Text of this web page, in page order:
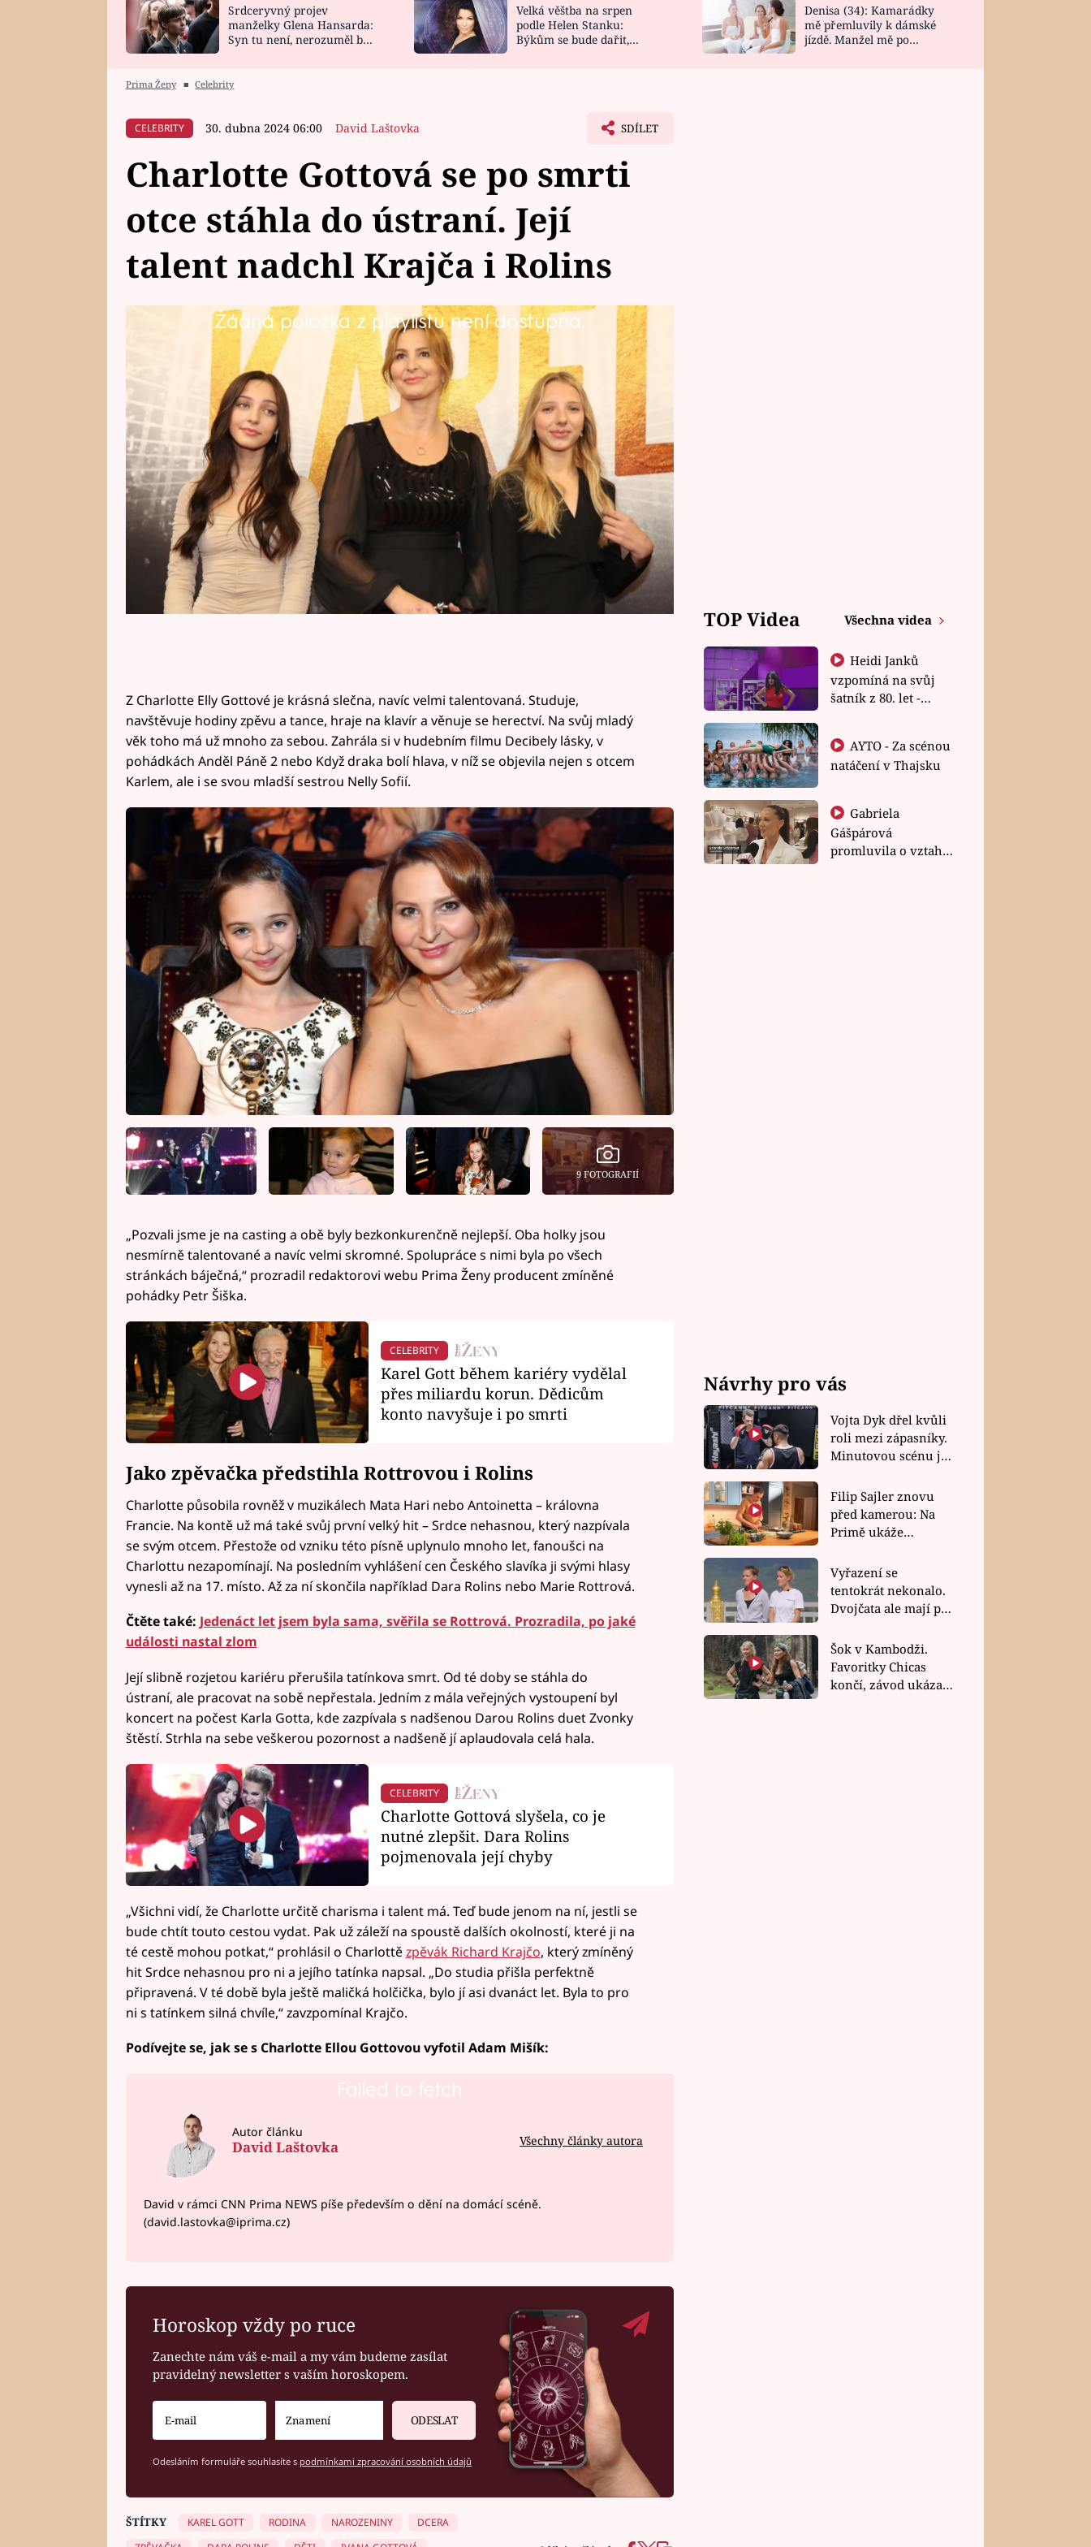
HOROSKOP NA
CELEBRITY
VAŘENÍ
NOVINKY
VIDEORECEPTY
DESIGN
Srdceryvný projev
manželky Glena Hansarda:
Syn tu není, nerozuměl by
Velká věštba na srpen
podle Helen Stanku:
Býkům se bude dařit,
Denisa (34): Kamarádky
mě přemluvily k dámské
jízdě. Manžel mě po
Prima Ženy ■ Celebrity
CELEBRITY 30. dubna 2024 06:00 David Laštovka SDÍLET
Charlotte Gottová se po smrti
otce stáhla do ústraní. Její
talent nadchl Krajča i Rolins
Žádná položka z playlistu není dostupná.
Třetí dcera Karla Gotta Charlotte Ella slaví 18. narozeniny a zesnulý
zpěvák by na ni byl určitě velmi pyšný. Nejenže se mu čím dál více
podobá, ale rovněž je velmi umělecky nadaná. Co dnes dělá a jak se jí
daří?
Z Charlotte Elly Gottové je krásná slečna, navíc velmi talentovaná. Studuje,
navštěvuje hodiny zpěvu a tance, hraje na klavír a věnuje se herectví. Na svůj mladý
věk toho má už mnoho za sebou. Zahrála si v hudebním filmu Decibely lásky, v
pohádkách Anděl Páně 2 nebo Když draka bolí hlava, v níž se objevila nejen s otcem
Karlem, ale i se svou mladší sestrou Nelly Sofií.
9 FOTOGRAFIÍ
„Pozvali jsme je na casting a obě byly bezkonkurenčně nejlepší. Oba holky jsou
nesmírně talentované a navíc velmi skromné. Spolupráce s nimi byla po všech
stránkách báječná,“ prozradil redaktorovi webu Prima Ženy producent zmíněné
pohádky Petr Šiška.
CELEBRITY
Karel Gott během kariéry vydělal
přes miliardu korun. Dědicům
konto navyšuje i po smrti
Jako zpěvačka předstihla Rottrovou i Rolins
Charlotte působila rovněž v muzikálech Mata Hari nebo Antoinetta – královna
Francie. Na kontě už má také svůj první velký hit – Srdce nehasnou, který nazpívala
se svým otcem. Přestože od vzniku této písně uplynulo mnoho let, fanoušci na
Charlottu nezapomínají. Na posledním vyhlášení cen Českého slavíka ji svými hlasy
vynesli až na 17. místo. Až za ní skončila například Dara Rolins nebo Marie Rottrová.
Čtěte také: Jedenáct let jsem byla sama, svěřila se Rottrová. Prozradila, po jaké
události nastal zlom
Její slibně rozjetou kariéru přerušila tatínkova smrt. Od té doby se stáhla do
ústraní, ale pracovat na sobě nepřestala. Jedním z mála veřejných vystoupení byl
koncert na počest Karla Gotta, kde zazpívala s nadšenou Darou Rolins duet Zvonky
štěstí. Strhla na sebe veškerou pozornost a nadšeně jí aplaudovala celá hala.
CELEBRITY
Charlotte Gottová slyšela, co je
nutné zlepšit. Dara Rolins
pojmenovala její chyby
„Všichni vidí, že Charlotte určitě charisma i talent má. Teď bude jenom na ní, jestli se
bude chtít touto cestou vydat. Pak už záleží na spoustě dalších okolností, které ji na
té cestě mohou potkat,“ prohlásil o Charlottězpěvák Richard Krajčo, který zmíněný
hit Srdce nehasnou pro ni a jejího tatínka napsal. „Do studia přišla perfektně
připravená. V té době byla ještě maličká holčička, bylo jí asi dvanáct let. Byla to pro
ni s tatínkem silná chvíle,“ zavzpomínal Krajčo.
Podívejte se, jak se s Charlotte Ellou Gottovou vyfotil Adam Mišík:
Failed to fetch
Autor článku
David Laštovka Všechny články autora
David v rámci CNN Prima NEWS píše především o dění na domácí scéně.
(david.lastovka@iprima.cz)
Horoskop vždy po ruce
Zanechte nám váš e-mail a my vám budeme zasílat
pravidelný newsletter s vaším horoskopem.
ODESLAT
Odesláním formuláře souhlasíte s podmínkami zpracování osobních údajů
ŠTÍTKY KAREL GOTT RODINA NAROZENINY
DCERA
TOP Videa Všechna videa
Heidi Janků
vzpomíná na svůj
šatník z 80. let -
natáčení v Thajsku
Gabriela
Gášpárová
promluvila o vztahu
Návrhy pro vás
Vojta Dyk dřel kvůli
roli mezi zápasníky.
Minutovou scénu jel
Filip Sajler znovu
před kamerou: Na
Primě ukáže
rychlé recepty
Vyřazení se
tentokrát nekonalo.
Dvojčata ale mají po
závodu nůž na krku
Šok v Kambodži.
Favoritky Chicas
končí, závod ukázal